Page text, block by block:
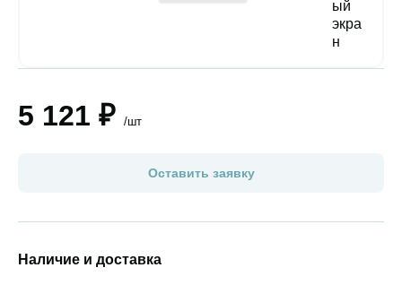
5 121 ₽ /шт
Оставить заявку
Наличие и доставка